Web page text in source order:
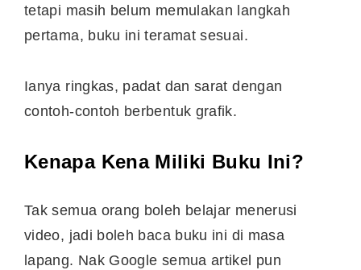
tetapi masih belum memulakan langkah
pertama, buku ini teramat sesuai.
Ianya ringkas, padat dan sarat dengan
contoh-contoh berbentuk grafik.
Kenapa Kena Miliki Buku Ini?
Tak semua orang boleh belajar menerusi
video, jadi boleh baca buku ini di masa
lapang. Nak Google semua artikel pun